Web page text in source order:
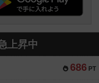
上昇中
686 PT